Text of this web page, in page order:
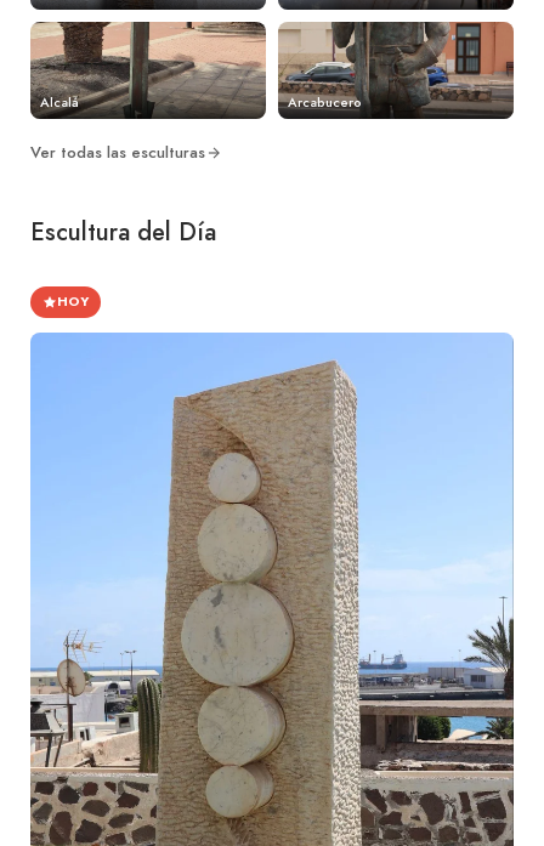
Alcalá Arcabucero
Ver todas las esculturas
Escultura del Día
HOY